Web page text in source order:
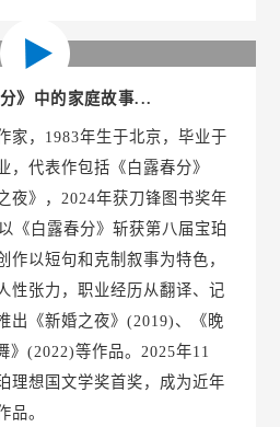
》中的家庭故事...
家，1983年生于北京，毕业于
，代表作包括《白露春分》
夜》，2024年获刀锋图书奖年
《白露春分》斩获第八届宝珀
作以短句和克制叙事为特色，
性张力，职业经历从翻译、记
出《新婚之夜》(2019)、《晚
》(2022)等作品。2025年11
理想国文学奖首奖，成为近年
品。